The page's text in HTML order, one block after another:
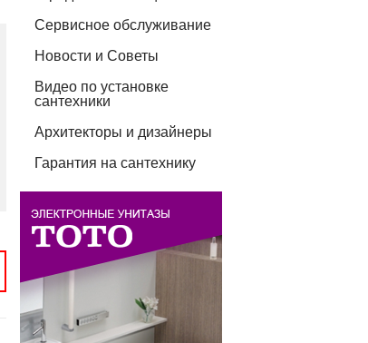
Сервисное обслуживание
Новости и Советы
Видео по установке
сантехники
Архитекторы и дизайнеры
Гарантия на сантехнику